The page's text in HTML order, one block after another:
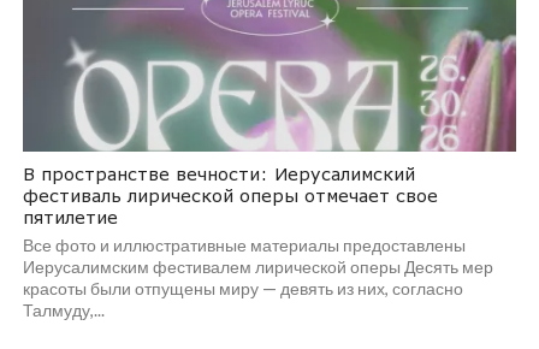
В пространстве вечности: Иерусалимский
фестиваль лирической оперы отмечает свое
пятилетие
Все фото и иллюстративные материалы предоставлены
Иерусалимским фестивалем лирической оперы Десять мер
красоты были отпущены миру — девять из них, согласно
Талмуду,...